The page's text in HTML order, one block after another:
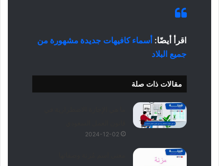
اقرأ أيضًا: أسماء كافيهات جديدة مشهورة من
جميع البلاد
مقالات ذات صلة
2024-12-02